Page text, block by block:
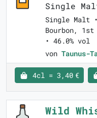
Single
Single Malt
Bourbon,
• 46.0% vol
von Taunus-
4cl = 3,40 €
Wild